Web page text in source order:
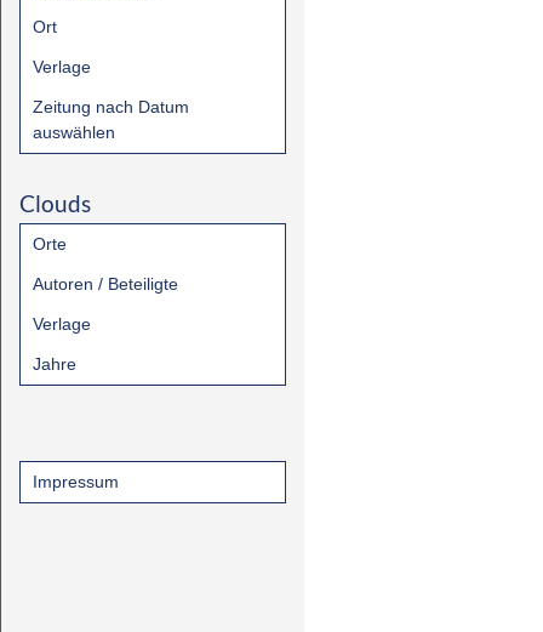
Ort
Verlage
Zeitung nach Datum
auswählen
Clouds
Orte
Autoren / Beteiligte
Verlage
Jahre
Impressum